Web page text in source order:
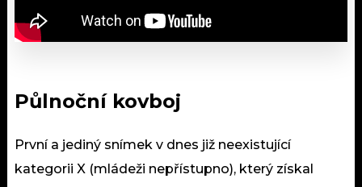
Půlnoční kovboj
První a jediný snímek v dnes již neexistující
kategorii X (mládeži nepřístupno), který získal